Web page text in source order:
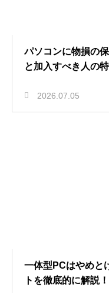
パソコンに物損の
と加入すべき人の
2026.07.05
一体型PCはやめと
トを徹底的に解説！